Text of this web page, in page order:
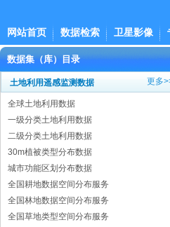
网站首页 数据检索 卫星影像
数据集（库）目录
土地利用遥感监测数据 更多
全球土地利用数据
一级分类土地利用数据
二级分类土地利用数据
30m植被类型分布数据
城市功能区划分布数据
全国耕地数据空间分布服务
全国林地数据空间分布服务
全国草地类型空间分布服务